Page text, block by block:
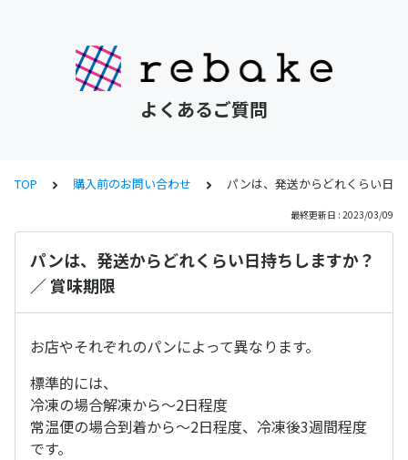
よくあるご質問
TOP 購入前のお問い合わせ パンは、発送からどれくらい日
最終更新日 : 2023/03/09
パンは、発送からどれくらい日持ちしますか？
／ 賞味期限
お店やそれぞれのパンによって異なります。
標準的には、
冷凍の場合解凍から～2日程度
常温便の場合到着から～2日程度、冷凍後3週間程度
です。